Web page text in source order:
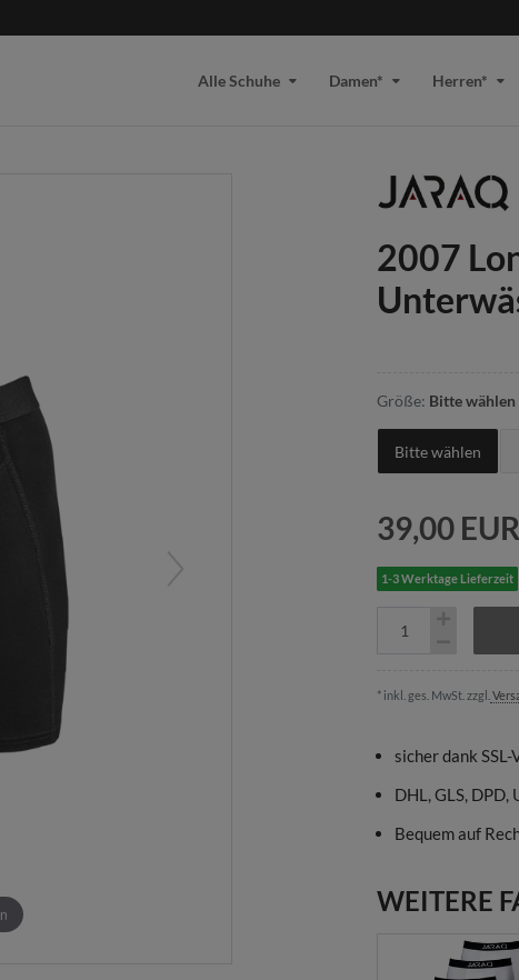
Alle Schuhe Damen* Herren*
2007
Größe: Bitte wählen
Bitte wählen
39,00 EUR
1-3 Werktage Lieferzeit
* inkl. ges. MwSt. zzgl.
sicher dank
DHL, GLS, DPD,
Bequem auf
WEITERE